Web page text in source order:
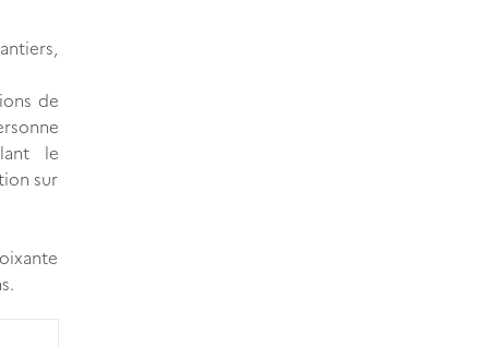
de
le
sur